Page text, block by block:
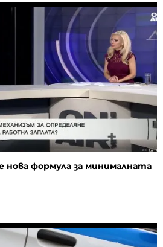
нова формула за минималната